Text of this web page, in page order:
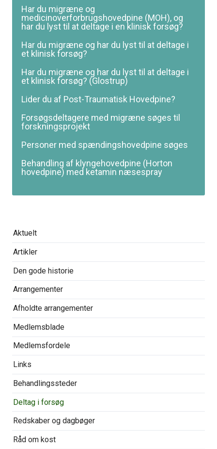
Har du migræne og
medicinoverforbrugshovedpine (MOH), og
har du lyst til at deltage i en klinisk forsøg?
Har du migræne og har du lyst til at deltage i
et klinisk forsøg?
Har du migræne og har du lyst til at deltage i
et klinisk forsøg? (Glostrup)
Lider du af Post-Traumatisk Hovedpine?
Forsøgsdeltagere med migræne søges til
forskningsprojekt
Personer med spændingshovedpine søges
Behandling af klyngehovedpine (Horton
hovedpine) med ketamin næsespray
Overspring
navigationen
Aktuelt
Artikler
Den gode historie
Arrangementer
Afholdte arrangementer
Medlemsblade
Medlemsfordele
Links
Behandlingssteder
Deltag i forsøg
Redskaber og dagbøger
Råd om kost